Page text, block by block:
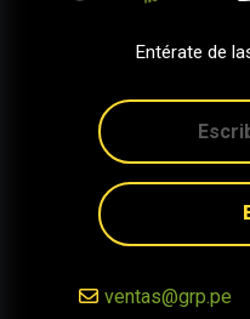
Entérate de
ventas@grp.pe